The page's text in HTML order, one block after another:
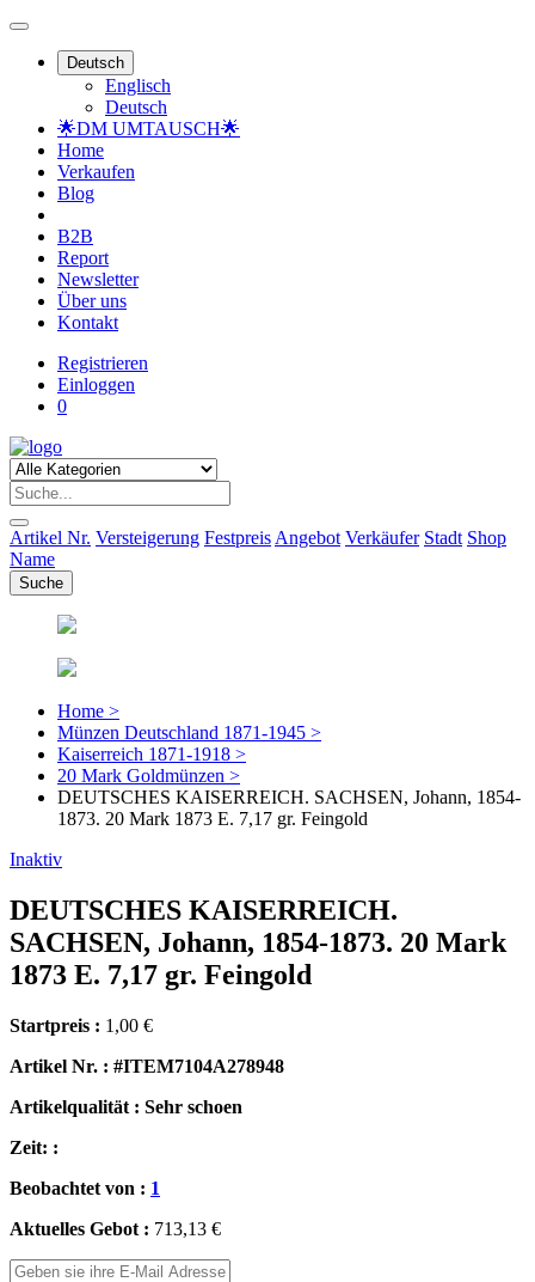
Deutsch
Englisch
Deutsch
🌟DM UMTAUSCH🌟
Home
Verkaufen
Blog
B2B
Report
Newsletter
Über uns
Kontakt
Registrieren
Einloggen
0
Artikel Nr. Versteigerung Festpreis Angebot Verkäufer Stadt Shop
Name
Home >
Münzen Deutschland 1871-1945 >
Kaiserreich 1871-1918 >
20 Mark Goldmünzen >
DEUTSCHES KAISERREICH. SACHSEN, Johann, 1854-
1873. 20 Mark 1873 E. 7,17 gr. Feingold
Inaktiv
DEUTSCHES KAISERREICH.
SACHSEN, Johann, 1854-1873. 20 Mark
1873 E. 7,17 gr. Feingold
Startpreis : 1,00 €
Artikel Nr. : #ITEM7104A278948
Artikelqualität : Sehr schoen
Zeit: :
Beobachtet von : 1
Aktuelles Gebot : 713,13 €